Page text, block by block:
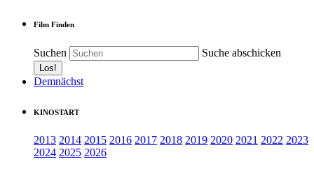
Film Finden
Suchen Suche abschicken
Demnächst
KINOSTART
2013 2014 2015 2016 2017 2018 2019 2020 2021 2022 2023
2024 2025 2026